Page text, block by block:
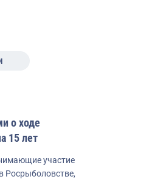
о ходе
15 лет
участие
Росрыболовстве,